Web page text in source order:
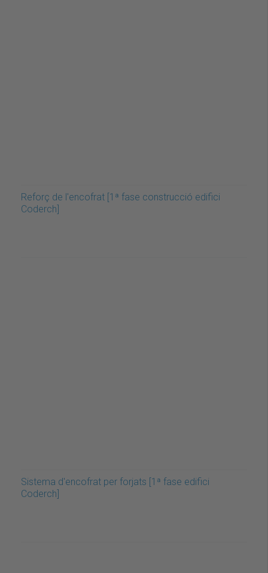
Reforç de l'encofrat [1ª fase construcció edifici
Coderch]
Sistema d'encofrat per forjats [1ª fase edifici
Coderch]